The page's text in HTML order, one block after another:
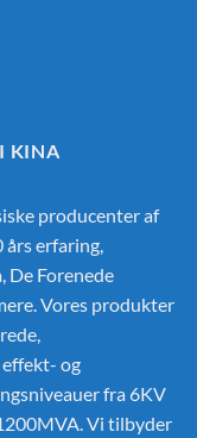
KINA
producenter af
års erfaring,
De Forenede
Vores produkter
og
fra 6KV
Vi tilbyder